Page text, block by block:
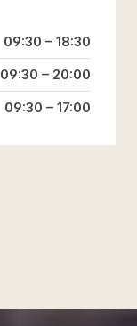
09:30 – 18:30
09:30 – 20:00
09:30 – 17:00